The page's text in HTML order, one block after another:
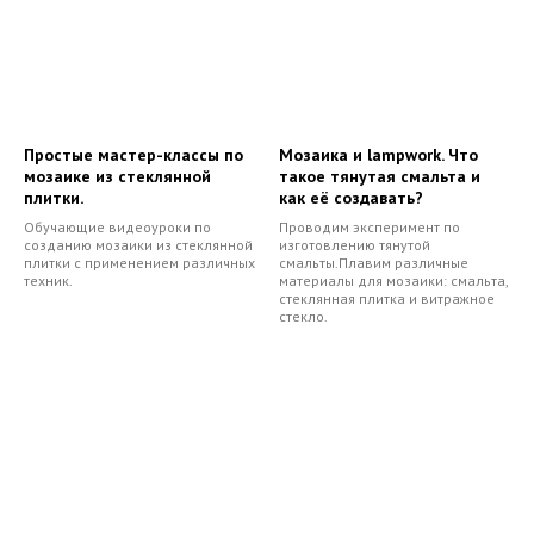
Простые мастер-классы по
мозаике из стеклянной
плитки.
Обучающие видеоуроки по
созданию мозаики из стеклянной
плитки с применением различных
техник.
Мозаика и lampwork. Что
такое тянутая смальта и
как её создавать?
Проводим эксперимент по
изготовлению тянутой
смальты.Плавим различные
материалы для мозаики: смальта,
стеклянная плитка и витражное
стекло.